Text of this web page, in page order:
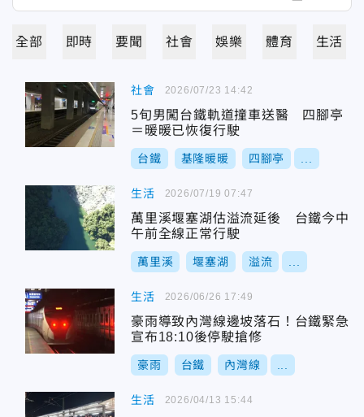
全部 即時 要聞 社會 娛樂 體育 生活
社會
5旬男闖台鐵軌道撞車送醫 四腳亭
＝暖暖已恢復行駛
台鐵 基隆暖暖 四腳亭
2026/07/23 14:42
生活
萬里溪堰塞湖估溢流延後 台鐵今中
午前全線正常行駛
萬里溪 堰塞湖 溢流
2026/07/19 07:47
生活
豪雨導致內灣線邊坡落石！台鐵緊急
宣布18:10後停駛搶修
豪雨 台鐵 內灣線
2026/06/26 17:49
生活 2026/04/13 15:44